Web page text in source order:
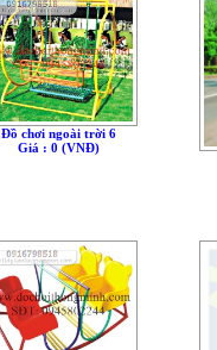
Đồ chơi ngoài trời 6
Giá : 0 (VNÐ)